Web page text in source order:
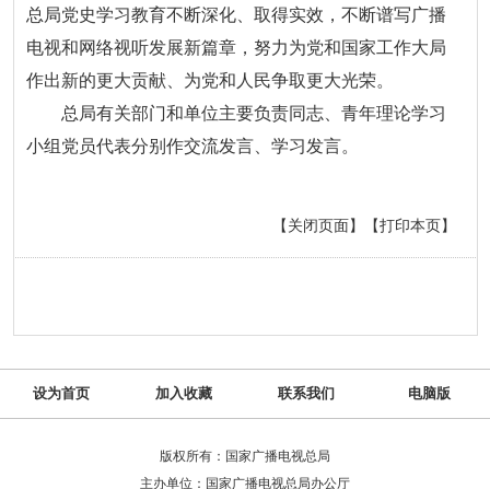
总局党史学习教育不断深化、取得实效，不断谱写广播
电视和网络视听发展新篇章，努力为党和国家工作大局
作出新的更大贡献、为党和人民争取更大光荣。
总局有关部门和单位主要负责同志、青年理论学习
小组党员代表分别作交流发言、学习发言。
【打印本页】
【关闭页面】
设为首页 加入收藏 联系我们 电脑版
版权所有：国家广播电视总局
主办单位：国家广播电视总局办公厅